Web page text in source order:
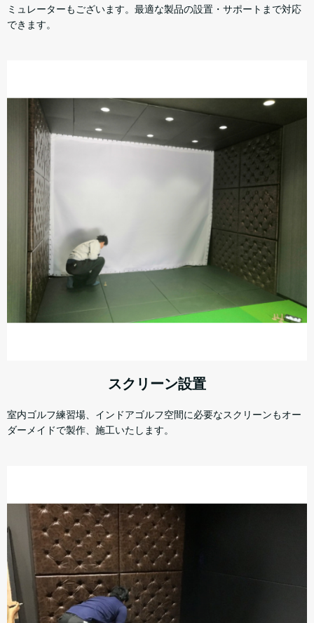
ミュレーターもございます。最適な製品の設置・サポートまで対応
できます。
スクリーン設置
室内ゴルフ練習場、インドアゴルフ空間に必要なスクリーンもオー
ダーメイドで製作、施工いたします。